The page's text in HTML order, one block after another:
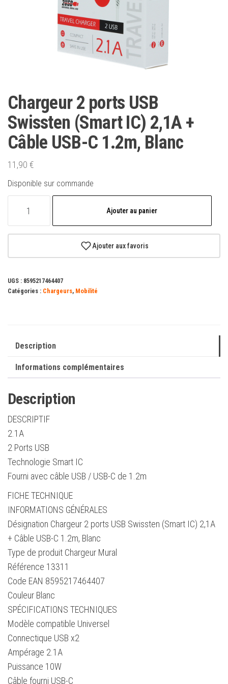
Chargeur 2 ports USB
Swissten (Smart IC) 2,1A +
Câble USB-C 1.2m, Blanc
11,90 €
Disponible sur commande
ports
Swissten
USB-
1.2m,
Blanc
Ajouter au panier
Ajouter aux favoris
UGS : 8595217464407
Catégories : Chargeurs, Mobilité
Description
Informations complémentaires
Description
DESCRIPTIF
2.1A
2 Ports USB
Technologie Smart IC
Fourni avec câble USB / USB-C de 1.2m
FICHE TECHNIQUE
INFORMATIONS GÉNÉRALES
Désignation Chargeur 2 ports USB Swissten (Smart IC) 2,1A
+ Câble USB-C 1.2m, Blanc
Type de produit Chargeur Mural
Référence 13311
Code EAN 8595217464407
Couleur Blanc
SPÉCIFICATIONS TECHNIQUES
Modèle compatible Universel
Connectique USB x2
Ampérage 2.1A
Puissance 10W
Câble fourni USB-C